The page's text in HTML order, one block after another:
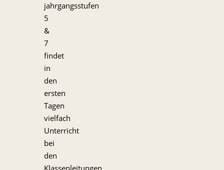
jahrgangsstufen
5
&
7
findet
in
den
ersten
Tagen
vielfach
Unterricht
bei
den
Klassenleitungen